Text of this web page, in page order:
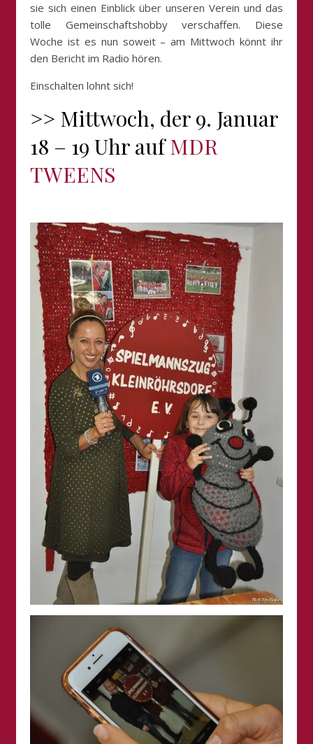
sie sich einen Einblick über unseren Verein und das
tolle Gemeinschaftshobby verschaffen. Diese
Woche ist es nun soweit – am Mittwoch könnt ihr
den Bericht im Radio hören.
Einschalten lohnt sich!
>> Mittwoch, der 9. Januar
18 – 19 Uhr aufMDR
TWEENS